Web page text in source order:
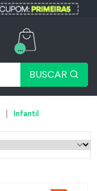
BUSCAR
...
Infantil